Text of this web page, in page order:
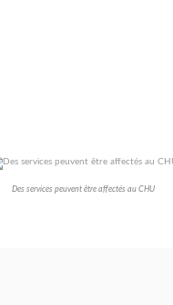
Des services peuvent être affectés au CHU